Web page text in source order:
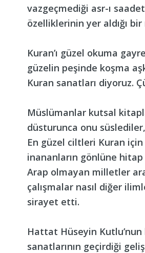
vazgeçmediği asr-ı
özelliklerinin yer aldığı
Kuran’ı güzel okuma
güzelin peşinde koşma
Kuran sanatları diyoruz.
Müslümanlar kutsal
düsturunca onu
En güzel ciltleri Kuran
inananların gönlüne
Arap olmayan milletler
çalışmalar nasıl diğer
sirayet etti.
Hattat Hüseyin
sanatlarının geçirdiği